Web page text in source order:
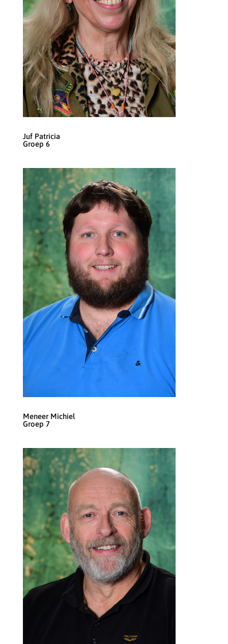
Juf Patricia
Groep 6
Meneer Michiel
Groep 7